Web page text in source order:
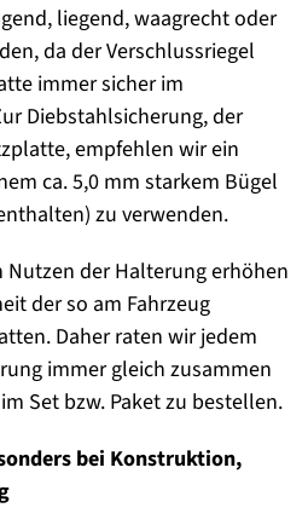
liegend, waagrecht oder
da der Verschlussriegel
immer sicher im
Diebstahlsicherung, der
empfehlen wir ein
ca. 5,0 mm starkem Bügel
zu verwenden.
der Halterung erhöhen
der so am Fahrzeug
Daher raten wir jedem
immer gleich zusammen
Set bzw. Paket zu bestellen.
bei Konstruktion,